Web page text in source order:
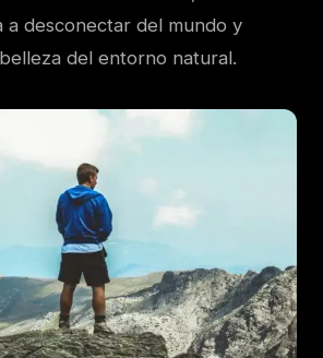
a desconectar del mundo y
del entorno natural.